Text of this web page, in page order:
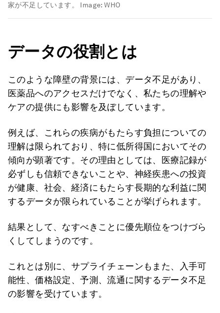
家が不足しています。
Image:WHO
データの役割とは
このような障壁の背景には、データ不足があり、
医薬品へのアクセスだけでなく、私たちの理解や
ケアの提供にも影響を及ぼしています。
例えば、これらの疾病がもたらす負担についての
理解は限られており、特に低所得国においてその
傾向が顕著です。その理由としては、医療記録が
必ずしも信頼できないことや、神経疾患への投資
が健康、社会、経済にもたらす長期的な利益に関
するデータが限られていることが挙げられます。
結果として、なすべきことに優先順位をつけづら
くしてしまうのです。
これとは別に、サプライチェーンもまた、入手可
能性、価格設定、予測、流通に関するデータ不足
の影響を受けています。